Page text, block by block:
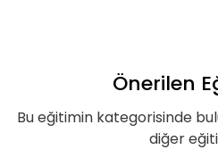
Önerilen
Bu eğitimin kategorisinde
diğer